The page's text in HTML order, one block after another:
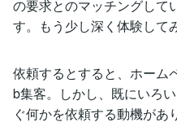
の要求とのマッチングして
す。もう少し深く体験して
依頼するとすると、ホーム
b集客。しかし、既にいろ
ぐ何かを依頼する動機があ